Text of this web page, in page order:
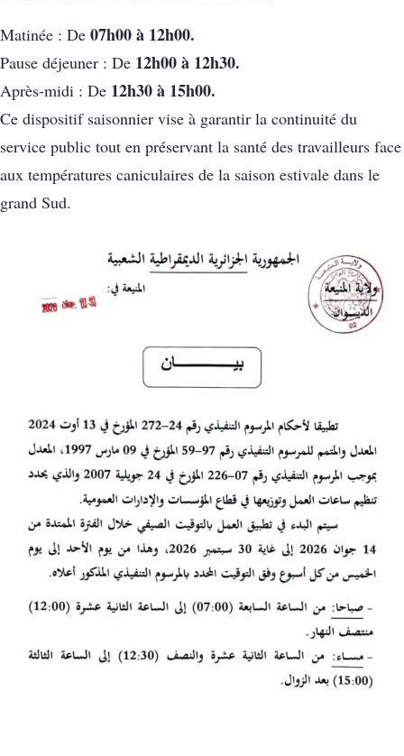
Matinée : De 07h00 à 12h00.
Pause déjeuner : De 12h00 à 12h30.
Après-midi : De 12h30 à 15h00.
Ce dispositif saisonnier vise à garantir la continuité du
service public tout en préservant la santé des travailleurs face
aux températures caniculaires de la saison estivale dans le
grand Sud.